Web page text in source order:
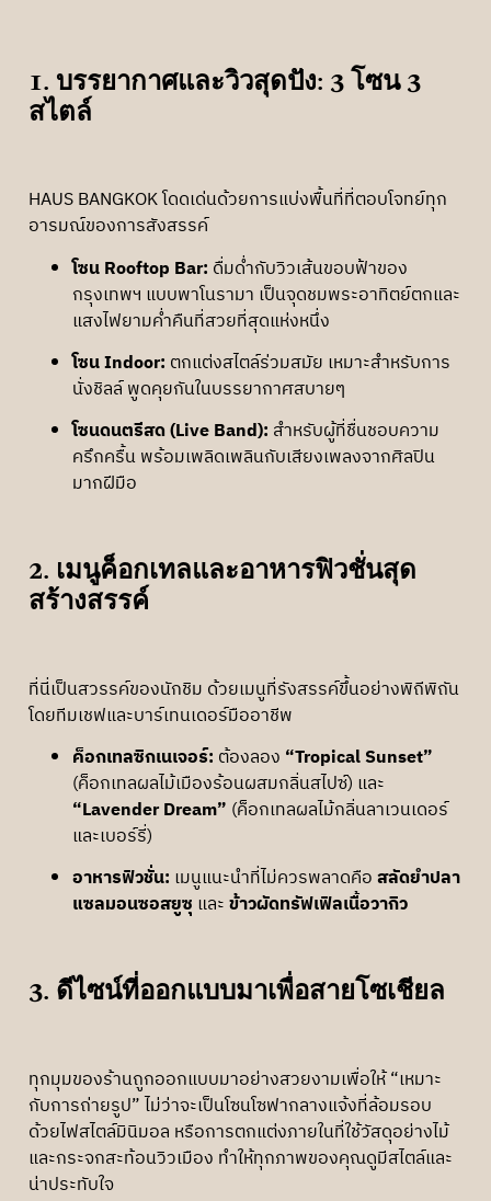
1. บรรยากาศและวิวสุดปัง: 3 โซน 3
สไตล์
HAUS BANGKOK โดดเด่นด้วยการแบ่งพื้นที่ที่ตอบโจทย์ทุก
อารมณ์ของการสังสรรค์
โซน Rooftop Bar: ดื่มด่ำกับวิวเส้นขอบฟ้าของ
กรุงเทพฯ แบบพาโนรามา เป็นจุดชมพระอาทิตย์ตกและ
แสงไฟยามค่ำคืนที่สวยที่สุดแห่งหนึ่ง
โซน Indoor: ตกแต่งสไตล์ร่วมสมัย เหมาะสำหรับการ
นั่งชิลล์ พูดคุยกันในบรรยากาศสบายๆ
โซนดนตรีสด (Live Band): สำหรับผู้ที่ชื่นชอบความ
ครึกครื้น พร้อมเพลิดเพลินกับเสียงเพลงจากศิลปิน
มากฝีมือ
2. เมนูค็อกเทลและอาหารฟิวชั่นสุด
สร้างสรรค์
ที่นี่เป็นสวรรค์ของนักชิม ด้วยเมนูที่รังสรรค์ขึ้นอย่างพิถีพิถัน
โดยทีมเชฟและบาร์เทนเดอร์มืออาชีพ
ค็อกเทลซิกเนเจอร์: ต้องลอง “Tropical Sunset”
(ค็อกเทลผลไม้เมืองร้อนผสมกลิ่นสไปซ์) และ
“Lavender Dream” (ค็อกเทลผลไม้กลิ่นลาเวนเดอร์
และเบอร์รี่)
อาหารฟิวชั่น: เมนูแนะนำที่ไม่ควรพลาดคือสลัดยำปลา
แซลมอนซอสยูซุ และข้าวผัดทรัฟเฟิลเนื้อวากิว
3. ดีไซน์ที่ออกแบบมาเพื่อสายโซเชียล
ทุกมุมของร้านถูกออกแบบมาอย่างสวยงามเพื่อให้ “เหมาะ
กับการถ่ายรูป” ไม่ว่าจะเป็นโซนโซฟากลางแจ้งที่ล้อมรอบ
ด้วยไฟสไตล์มินิมอล หรือการตกแต่งภายในที่ใช้วัสดุอย่างไม้
และกระจกสะท้อนวิวเมือง ทำให้ทุกภาพของคุณดูมีสไตล์และ
น่าประทับใจ